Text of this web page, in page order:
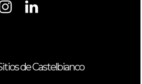
de Castelbianco